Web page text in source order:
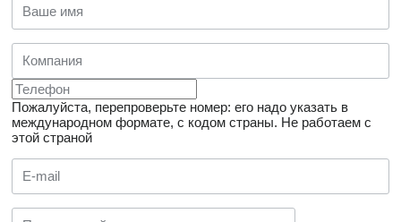
Пожалуйста, перепроверьте номер: его надо указать в
международном формате, с кодом страны. Не работаем с
этой страной